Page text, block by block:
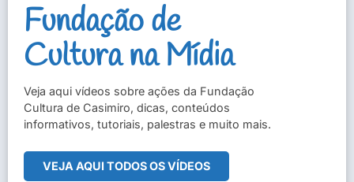
Fundação de
Cultura na Mídia
Veja aqui vídeos sobre ações da Fundação
Cultura de Casimiro, dicas, conteúdos
informativos, tutoriais, palestras e muito mais.
VEJA AQUI TODOS OS VÍDEOS